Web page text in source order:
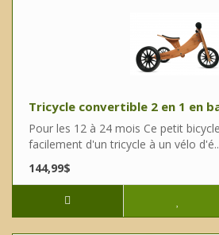
Tricycle convertible 2 en 1 en
Pour les 12 à 24 mois Ce petit
facilement d'un tricycle à un vélo d'é..
144,99$